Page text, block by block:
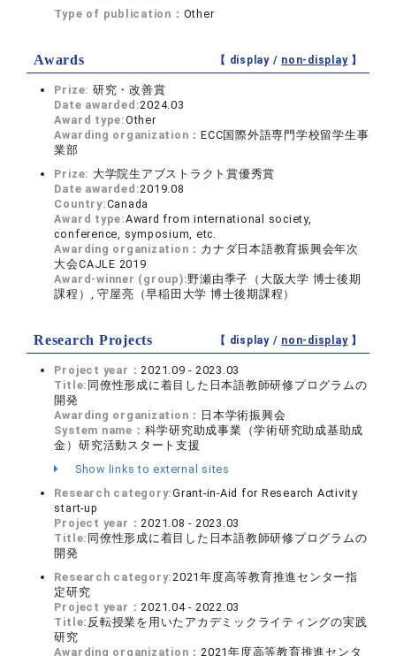
Type of publication： Other
Awards 【 display / non-display】
Prize: 研究・改善賞
Date awarded:2024.03
Award type:Other
Awarding organization：ECC国際外語専門学校留学生事
業部
Prize: 大学院生アブストラクト賞優秀賞
Date awarded:2019.08
Country:Canada
Award type:Award from international society,
conference, symposium, etc.
Awarding organization： カナダ日本語教育振興会年次
大会CAJLE 2019
Award-winner (group):野瀬由季子（大阪大学 博士後期
課程）, 守屋亮（早稲田大学 博士後期課程）
Research Projects 【 display / non-display】
Project year：2021.09 - 2023.03
Title: 同僚性形成に着目した日本語教師研修プログラムの
開発
Awarding organization： 日本学術振興会
System name： 科学研究助成事業（学術研究助成基助成
金）研究活動スタート支援
Show links to external sites
Research category:Grant-in-Aid for Research Activity
start-up
Project year：2021.08 - 2023.03
Title: 同僚性形成に着目した日本語教師研修プログラムの
開発
Research category:2021年度高等教育推進センター指
定研究
Project year：2021.04 - 2022.03
Title: 反転授業を用いたアカデミックライティングの実践
研究
Awarding organization：2021年度高等教育推進センタ